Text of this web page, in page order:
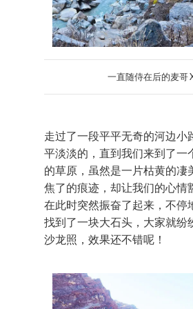
一直随侍在后的麦哥
走过了一段平平无奇的河边小
平淡淡的，直到我们来到了一
的草原，虽然是一片枯黄的凄
焦了的痕迹，却让我们的心情
在此时突然振奋了起来，不停
找到了一块大石头，大家就纷
沙龙照，效果还不错呢！